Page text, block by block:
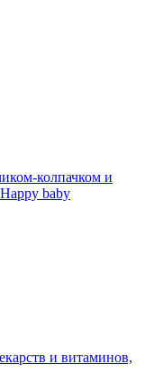
колпачком и
baby
и витаминов,